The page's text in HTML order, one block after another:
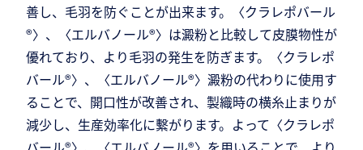
善し、毛羽を防ぐことが出来ます。〈クラレポバール
®〉、〈エルバノール®〉は澱粉と比較して皮膜物性が
優れており、より毛羽の発生を防ぎます。〈クラレポ
バール®〉、〈エルバノール®〉澱粉の代わりに使用す
ることで、開口性が改善され、製織時の横糸止まりが
減少し、生産効率化に繫がります。よって〈クラレポ